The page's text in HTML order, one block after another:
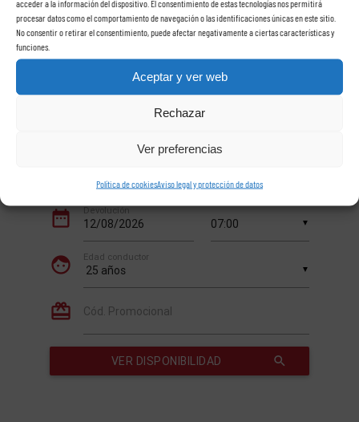
acceder a la información del dispositivo. El consentimiento de estas tecnologías nos permitirá
procesar datos como el comportamiento de navegación o las identificaciones únicas en este sitio.
No consentir o retirar el consentimiento, puede afectar negativamente a ciertas características y
funciones.
Aceptar y ver web
Rechazar
Ver preferencias
Política de cookiesAviso legal y protección de datos
en Tenerife